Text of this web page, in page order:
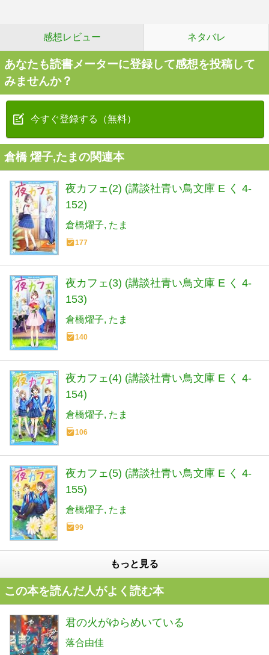
感想レビュー ネタバレ
あなたも読書メーターに登録して感想を投稿して
みませんか？
今すぐ登録する（無料）
倉橋 燿子,たまの関連本
夜カフェ(2) (講談社青い鳥文庫 E く 4-
152)
倉橋燿子 たま
177
夜カフェ(3) (講談社青い鳥文庫 E く 4-
153)
倉橋燿子 たま
140
夜カフェ(4) (講談社青い鳥文庫 E く 4-
154)
倉橋燿子 たま
106
夜カフェ(5) (講談社青い鳥文庫 E く 4-
155)
倉橋燿子 たま
99
もっと見る
この本を読んだ人がよく読む本
君の火がゆらめいている
落合由佳